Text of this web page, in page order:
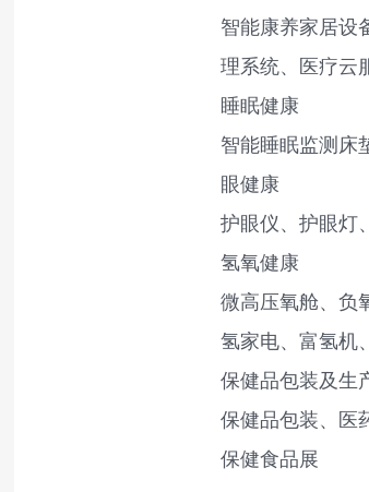
智能康养家居设
理系统、医疗云
睡眠健康
智能睡眠监测床
眼健康
护眼仪、护眼灯
氢氧健康
微高压氧舱、负
氢家电、富氢机
保健品包装及生
保健品包装、医
保健食品展